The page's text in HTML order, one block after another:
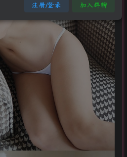
注册/登录 加入群聊